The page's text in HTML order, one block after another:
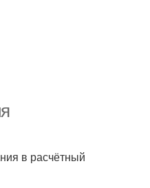
в расчётный